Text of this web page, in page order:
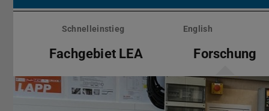
Menü
überspringenSchnelleinstieg English
Fachgebiet LEA Forschung